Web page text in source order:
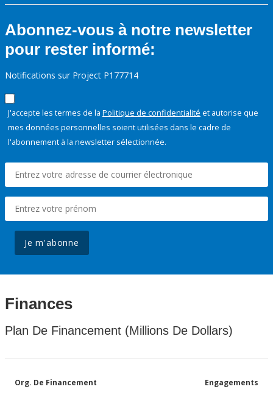
Abonnez-vous à notre newsletter
pour rester informé:
Notifications sur Project P177714
J'accepte les termes de la Politique de confidentialité et autorise que
mes données personnelles soient utilisées dans le cadre de
l'abonnement à la newsletter sélectionnée.
Je m'abonne
Finances
Plan De Financement (Millions De Dollars)
Org. De Financement Engagements